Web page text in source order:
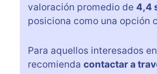
valoración promedio de 4,4
posiciona como una opción
Para aquellos interesados
recomienda contactar a